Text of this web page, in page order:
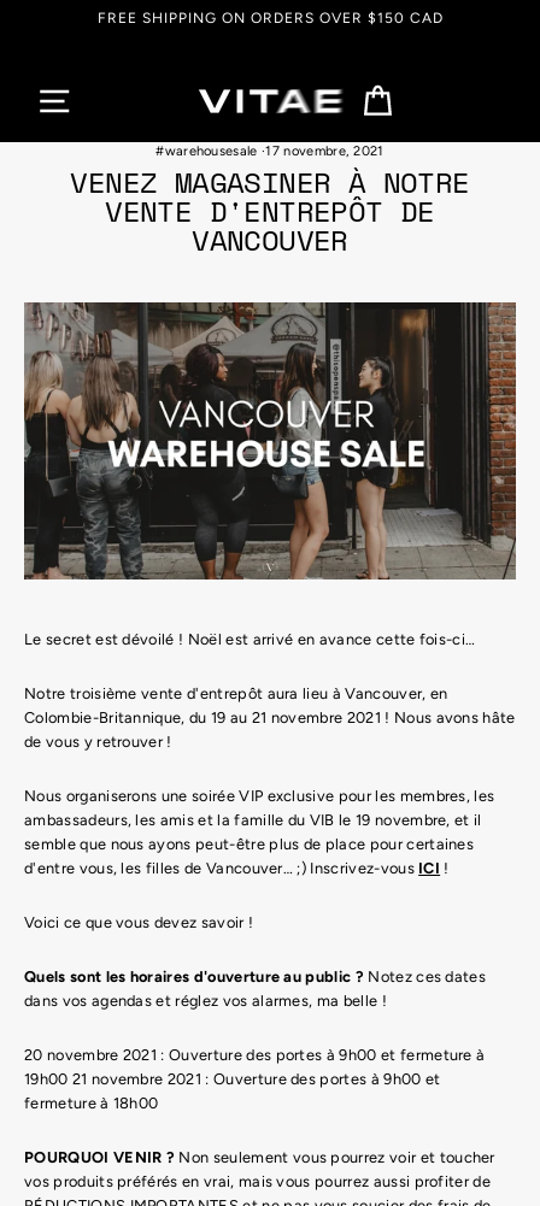
FREE SHIPPING ON ORDERS OVER $150 CAD
#warehousesale ·17 novembre, 2021
VENEZ MAGASINER À NOTRE
VENTE D'ENTREPÔT DE
VANCOUVER
Le secret est dévoilé ! Noël est arrivé en avance cette fois-ci…
Notre troisième vente d'entrepôt aura lieu à Vancouver, en
Colombie-Britannique, du 19 au 21 novembre 2021 ! Nous avons hâte
de vous y retrouver !
Nous organiserons une soirée VIP exclusive pour les membres, les
ambassadeurs, les amis et la famille du VIB le 19 novembre, et il
semble que nous ayons peut-être plus de place pour certaines
d'entre vous, les filles de Vancouver… ;) Inscrivez-vous ICI !
Voici ce que vous devez savoir !
Quels sont les horaires d'ouverture au public ? Notez ces dates
dans vos agendas et réglez vos alarmes, ma belle !
20 novembre 2021 : Ouverture des portes à 9h00 et fermeture à
19h00 21 novembre 2021 : Ouverture des portes à 9h00 et
fermeture à 18h00
POURQUOI VENIR ? Non seulement vous pourrez voir et toucher
vos produits préférés en vrai, mais vous pourrez aussi profiter de